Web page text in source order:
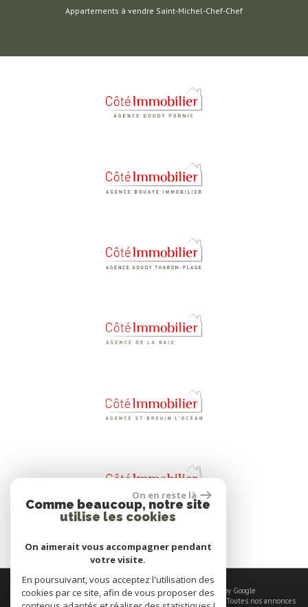
Appartements à vendre Saint-Michel-Chef-Chef
© 2026 | Tous droits réservés | Traduction powered by Google
Plan du site
- Mentions légales - Nos honoraires - Liens Admin Toutes nos annonces
On en reste là
Comme beaucoup, notre site
utilise les cookies
On aimerait vous accompagner pendant
votre visite.
En poursuivant, vous acceptez l'utilisation des
cookies par ce site, afin de vous proposer des